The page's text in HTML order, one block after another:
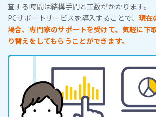
査する時間は結構手間と工数がかかります。
PCサポートサービスを導入することで、 現在
場合、専門家のサポートを受けて、気軽に下
り替えをしてもらうことができます。